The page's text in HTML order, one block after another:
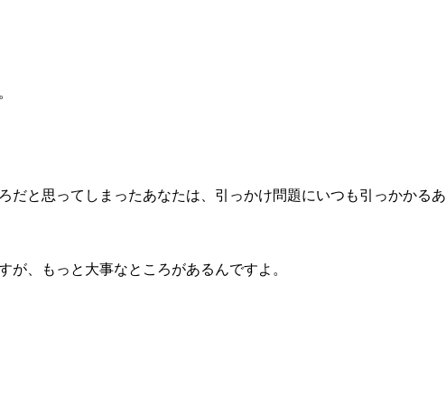
だと思ってしまったあなたは、引っかけ問題にいつも引っかかるあ
が、もっと大事なところがあるんですよ。